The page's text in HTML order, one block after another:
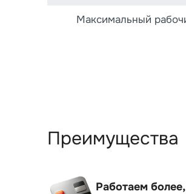
Максимальный
Преимущества
Работаем